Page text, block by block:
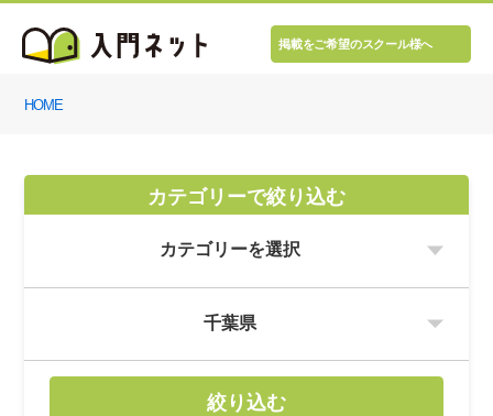
掲載をご希望のスクール様へ
HOME
カテゴリーで絞り込む
絞り込む